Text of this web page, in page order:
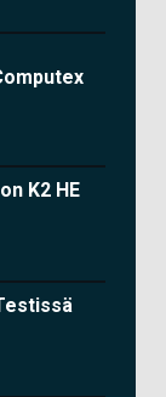
K2 HE